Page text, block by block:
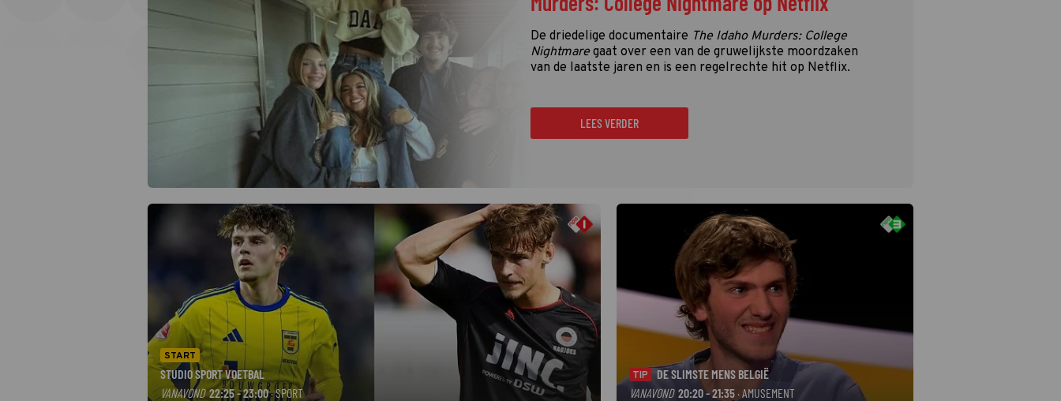
De driedelige documentaire The Idaho Murders: College
Nightmare gaat over een van de gruwelijkste moordzaken
van de laatste jaren en is een regelrechte hit op Netflix.
LEES VERDER
START
STUDIO SPORT VOETBAL
VANAVOND 22:25 - 23:00· SPORT
TIP
DE SLIMSTE MENS BELGIË
VANAVOND 20:20 - 21:35 · AMUSEMENT